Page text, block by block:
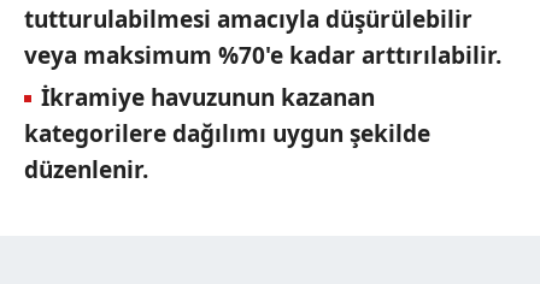
tutturulabilmesi amacıyla düşürülebilir
veya maksimum %70'e kadar arttırılabilir.
İkramiye havuzunun kazanan
kategorilere dağılımı uygun şekilde
düzenlenir.